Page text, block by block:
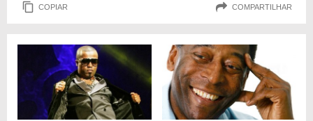
COPIAR COMPARTILHAR